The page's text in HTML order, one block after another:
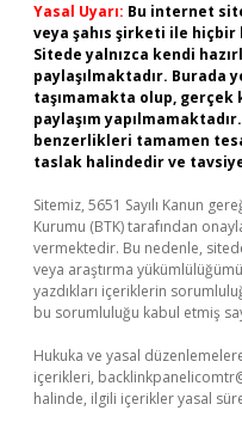
Yasal Uyarı: Bu internet
veya şahıs şirketi ile hiçbir
Sitede yalnızca kendi
paylaşılmaktadır. Burada
taşımamakta olup, gerçek
paylaşım
benzerlikleri tamamen
taslak halindedir ve
Sitemiz, 5651 Sayılı Kanun
Kurumu (BTK) tarafından
vermektedir. Bu nedenle,
veya araştırma
yazdıkları içeriklerin
bu sorumluluğu kabul etmiş
Hukuka ve yasal
içerikleri,
halinde, ilgili içerikler yasal